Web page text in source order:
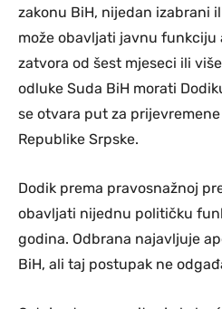
zakonu BiH, nijedan izabrani
može obavljati javnu funkciju
zatvora od šest mjeseci ili
odluke Suda BiH morati
se otvara put za
Republike Srpske.
Dodik prema pravosnažnoj
obavljati nijednu političku
godina. Odbrana najavljuje
BiH, ali taj postupak ne